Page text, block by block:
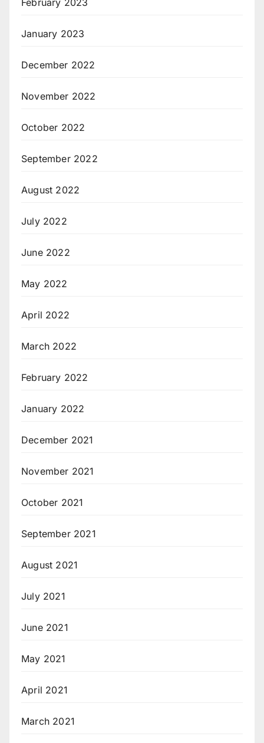
January 2023
December 2022
November 2022
October 2022
September 2022
August 2022
July 2022
June 2022
May 2022
April 2022
March 2022
February 2022
January 2022
December 2021
November 2021
October 2021
September 2021
August 2021
July 2021
June 2021
May 2021
April 2021
March 2021